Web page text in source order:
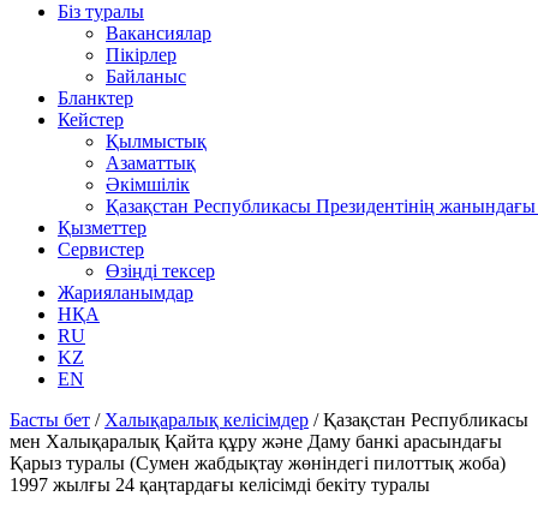
Біз туралы
Вакансиялар
Пікірлер
Байланыс
Бланктер
Кейстер
Қылмыстық
Азаматтық
Әкімшілік
Қазақстан Республикасы Президентінің
Қызметтер
Сервистер
Өзіңді тексер
Жарияланымдар
НҚА
RU
KZ
EN
Басты бет / Халықаралық келісімдер /Қазақстан Республикасы
мен Халықаралық Қайта құру және Даму банкi арасындағы
Қарыз туралы (Сумен жабдықтау жөнiндегi пилоттық жоба)
1997 жылғы 24 қаңтардағы келiсiмдi бекiту туралы